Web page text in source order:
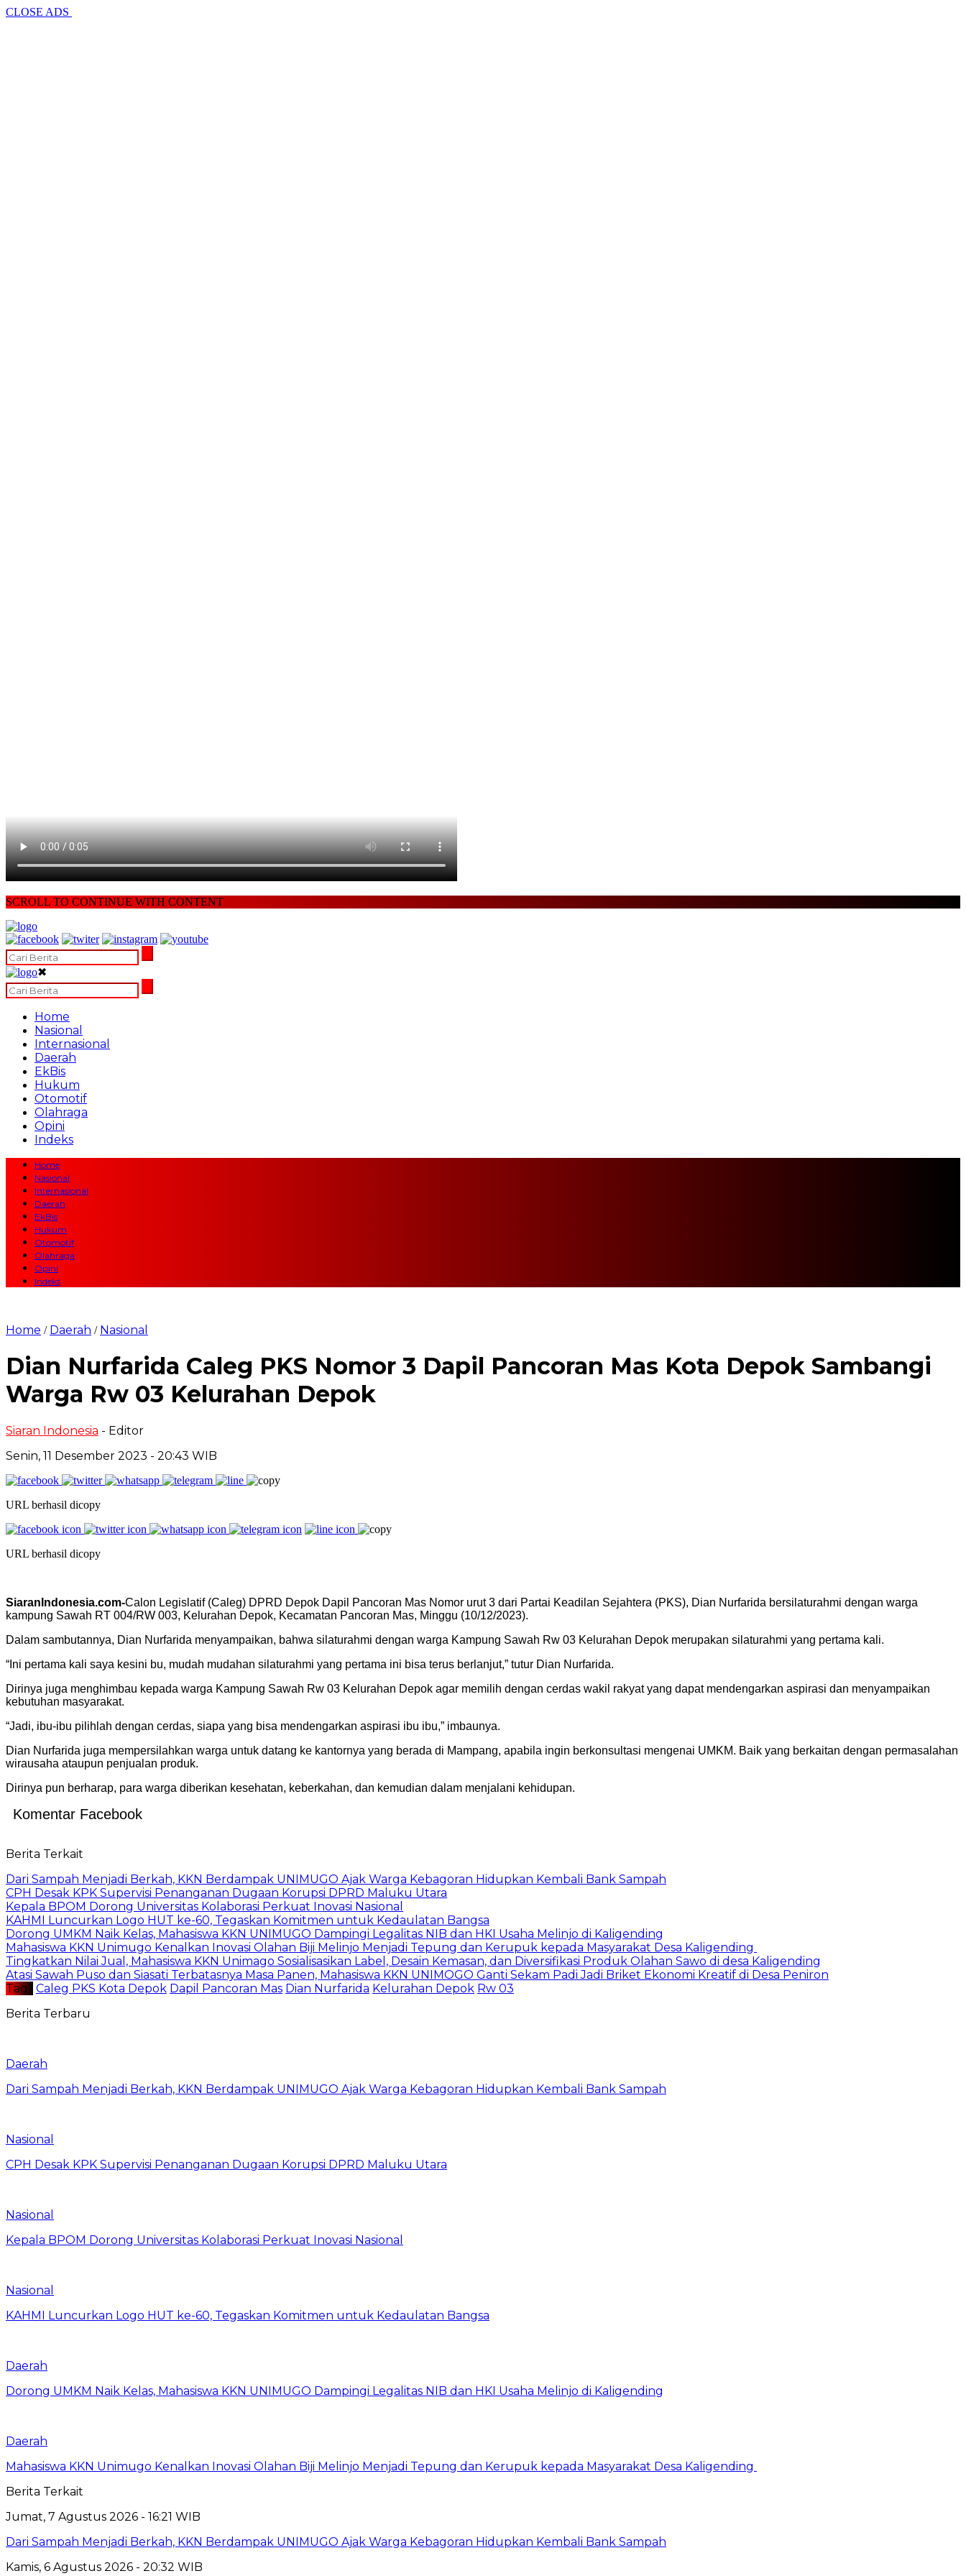
CLOSE ADS
SCROLL TO CONTINUE WITH CONTENT
✖
Home
Nasional
Internasional
Daerah
EkBis
Hukum
Otomotif
Olahraga
Opini
Indeks
Home
Nasional
Internasional
Daerah
EkBis
Hukum
Otomotif
Olahraga
Opini
Indeks
Home / Daerah / Nasional
Dian Nurfarida Caleg PKS Nomor 3 Dapil Pancoran Mas Kota Depok Sambangi
Warga Rw 03 Kelurahan Depok
Siaran Indonesia - Editor
Senin, 11 Desember 2023 - 20:43 WIB
URL berhasil dicopy
URL berhasil dicopy
SiaranIndonesia.com-Calon Legislatif (Caleg) DPRD Depok Dapil Pancoran Mas Nomor urut 3 dari Partai Keadilan Sejahtera (PKS), Dian Nurfarida bersilaturahmi dengan warga
kampung Sawah RT 004/RW 003, Kelurahan Depok, Kecamatan Pancoran Mas, Minggu (10/12/2023).
Dalam sambutannya, Dian Nurfarida menyampaikan, bahwa silaturahmi dengan warga Kampung Sawah Rw 03 Kelurahan Depok merupakan silaturahmi yang pertama kali.
“Ini pertama kali saya kesini bu, mudah mudahan silaturahmi yang pertama ini bisa terus berlanjut,” tutur Dian Nurfarida.
Dirinya juga menghimbau kepada warga Kampung Sawah Rw 03 Kelurahan Depok agar memilih dengan cerdas wakil rakyat yang dapat mendengarkan aspirasi dan menyampaikan
kebutuhan masyarakat.
“Jadi, ibu-ibu pilihlah dengan cerdas, siapa yang bisa mendengarkan aspirasi ibu ibu,” imbaunya.
Dian Nurfarida juga mempersilahkan warga untuk datang ke kantornya yang berada di Mampang, apabila ingin berkonsultasi mengenai UMKM. Baik yang berkaitan dengan permasalahan
wirausaha ataupun penjualan produk.
Dirinya pun berharap, para warga diberikan kesehatan, keberkahan, dan kemudian dalam menjalani kehidupan.
Komentar Facebook
Berita Terkait
Dari Sampah Menjadi Berkah, KKN Berdampak UNIMUGO Ajak Warga Kebagoran Hidupkan Kembali Bank Sampah
CPH Desak KPK Supervisi Penanganan Dugaan Korupsi DPRD Maluku Utara
Kepala BPOM Dorong Universitas Kolaborasi Perkuat Inovasi Nasional
KAHMI Luncurkan Logo HUT ke-60, Tegaskan Komitmen untuk Kedaulatan Bangsa
Dorong UMKM Naik Kelas, Mahasiswa KKN UNIMUGO Dampingi Legalitas NIB dan HKI Usaha Melinjo di Kaligending
Mahasiswa KKN Unimugo Kenalkan Inovasi Olahan Biji Melinjo Menjadi Tepung dan Kerupuk kepada Masyarakat Desa Kaligending
Tingkatkan Nilai Jual, Mahasiswa KKN Unimago Sosialisasikan Label, Desain Kemasan, dan Diversifikasi Produk Olahan Sawo di desa Kaligending
Atasi Sawah Puso dan Siasati Terbatasnya Masa Panen, Mahasiswa KKN UNIMOGO Ganti Sekam Padi Jadi Briket Ekonomi Kreatif di Desa Peniron
Tag :
Caleg PKS Kota Depok Dapil Pancoran Mas Dian Nurfarida Kelurahan Depok Rw 03
Berita Terbaru
Daerah
Dari Sampah Menjadi Berkah, KKN Berdampak UNIMUGO Ajak Warga Kebagoran Hidupkan Kembali Bank Sampah
Nasional
CPH Desak KPK Supervisi Penanganan Dugaan Korupsi DPRD Maluku Utara
Nasional
Kepala BPOM Dorong Universitas Kolaborasi Perkuat Inovasi Nasional
Nasional
KAHMI Luncurkan Logo HUT ke-60, Tegaskan Komitmen untuk Kedaulatan Bangsa
Daerah
Dorong UMKM Naik Kelas, Mahasiswa KKN UNIMUGO Dampingi Legalitas NIB dan HKI Usaha Melinjo di Kaligending
Daerah
Mahasiswa KKN Unimugo Kenalkan Inovasi Olahan Biji Melinjo Menjadi Tepung dan Kerupuk kepada Masyarakat Desa Kaligending
Berita Terkait
Jumat, 7 Agustus 2026 - 16:21 WIB
Dari Sampah Menjadi Berkah, KKN Berdampak UNIMUGO Ajak Warga Kebagoran Hidupkan Kembali Bank Sampah
Kamis, 6 Agustus 2026 - 20:32 WIB